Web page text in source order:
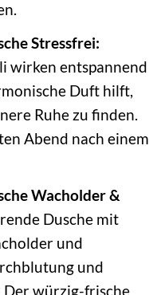
Stressfrei:
wirken entspannend
Duft hilft,
Ruhe zu finden.
Abend nach einem
Wacholder &
Dusche mit
und
und
Der würzig-frische